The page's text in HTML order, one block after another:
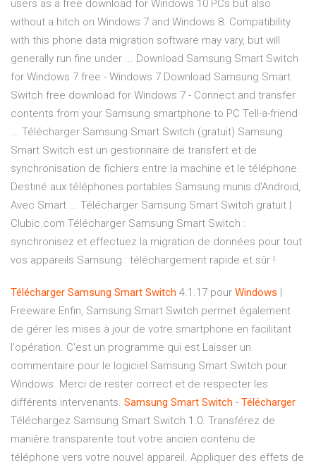
users as a free download for Windows 10 PCs but also
without a hitch on Windows 7 and Windows 8. Compatibility
with this phone data migration software may vary, but will
generally run fine under ... Download Samsung Smart Switch
for Windows 7 free - Windows 7 Download Samsung Smart
Switch free download for Windows 7 - Connect and transfer
contents from your Samsung smartphone to PC Tell-a-friend
... Télécharger Samsung Smart Switch (gratuit) Samsung
Smart Switch est un gestionnaire de transfert et de
synchronisation de fichiers entre la machine et le téléphone.
Destiné aux téléphones portables Samsung munis d'Android,
Avec Smart ... Télécharger Samsung Smart Switch gratuit |
Clubic.com Télécharger Samsung Smart Switch :
synchronisez et effectuez la migration de données pour tout
vos appareils Samsung : téléchargement rapide et sûr !
Télécharger Samsung Smart Switch 4.1.17 pour Windows
Freeware Enfin, Samsung Smart Switch permet également
de gérer les mises à jour de votre smartphone en facilitant
l'opération. C'est un programme qui est Laisser un
commentaire pour le logiciel Samsung Smart Switch pour
Windows. Merci de rester correct et de respecter les
différents intervenants. Samsung Smart Switch - Télécharger
Téléchargez Samsung Smart Switch 1.0. Transférez de
manière transparente tout votre ancien contenu de
téléphone vers votre nouvel appareil. Appliquer des effets de